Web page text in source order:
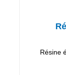
Résine